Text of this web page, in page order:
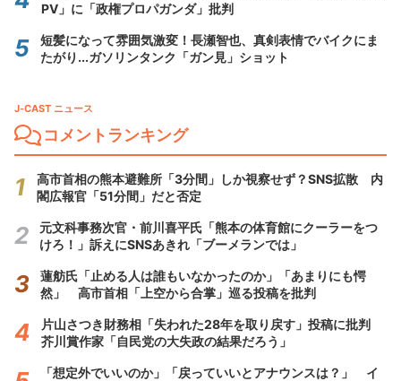
PV」に「政権プロパガンダ」批判
短髪になって雰囲気激変！長瀬智也、真剣表情でバイクにま
たがり...ガソリンタンク「ガン見」ショット
J-CAST ニュース
コメントランキング
高市首相の熊本避難所「3分間」しか視察せず？SNS拡散 内
閣広報官「51分間」だと否定
元文科事務次官・前川喜平氏「熊本の体育館にクーラーをつ
けろ！」訴えにSNSあきれ「ブーメランでは」
蓮舫氏「止める人は誰もいなかったのか」「あまりにも愕
然」 高市首相「上空から合掌」巡る投稿を批判
片山さつき財務相「失われた28年を取り戻す」投稿に批判
芥川賞作家「自民党の大失政の結果だろう」
「想定外でいいのか」「戻っていいとアナウンスは？」 イ